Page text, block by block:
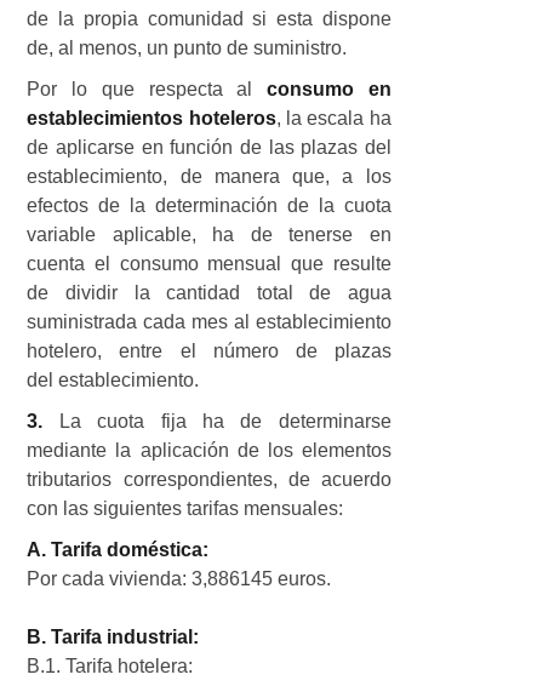
de la propia comunidad si esta dispone
de, al menos, un punto de suministro.
Por lo que respecta alconsumo en
establecimientos hoteleros, la escala ha
de aplicarse en función de las plazas del
establecimiento, de manera que, a los
efectos de la determinación de la cuota
variable aplicable, ha de tenerse en
cuenta el consumo mensual que resulte
de dividir la cantidad total de agua
suministrada cada mes al establecimiento
hotelero, entre el número de plazas
del establecimiento.
3. La cuota fija ha de determinarse
mediante la aplicación de los elementos
tributarios correspondientes, de acuerdo
con las siguientes tarifas mensuales:
A. Tarifa doméstica:
Por cada vivienda: 3,886145 euros.
B. Tarifa industrial:
B.1. Tarifa hotelera: